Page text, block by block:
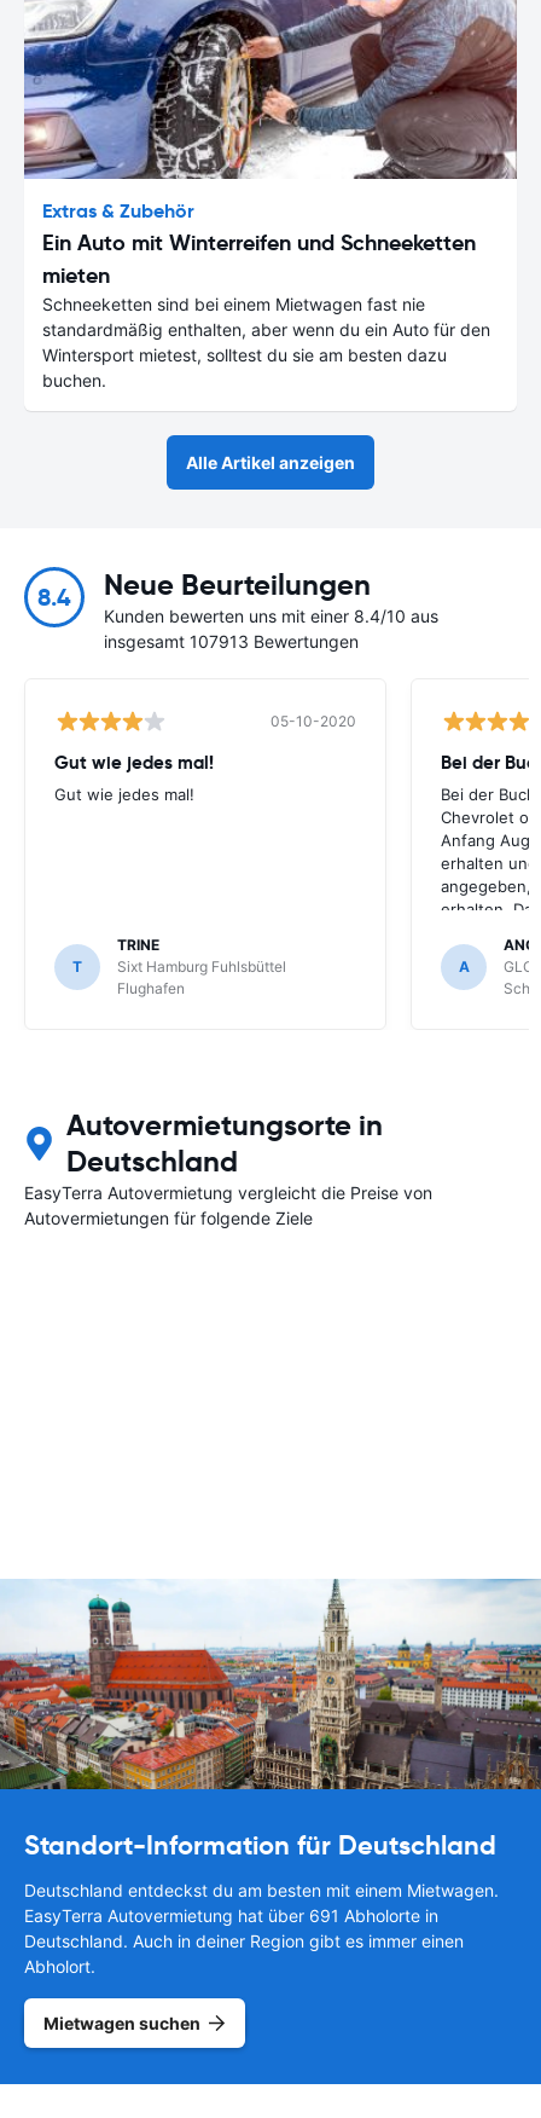
Extras & Zubehör
Ein Auto mit Winterreifen und Schneeketten
mieten
Schneeketten sind bei einem Mietwagen fast nie
standardmäßig enthalten, aber wenn du ein Auto für den
Wintersport mietest, solltest du sie am besten dazu
buchen.
Alle Artikel anzeigen
8.4 Neue Beurteilungen
Kunden bewerten uns mit einer 8.4/10 aus
insgesamt 107913 Bewertungen
05-10-2020
Gut wie jedes mal!
Gut wie jedes mal!
T
TRINE
Sixt Hamburg Fuhlsbüttel
Flughafen
Bei der
Bei der
Chevrolet
Anfang
erhalten
angegeben,
erhalten.
optimal,
Schönefeld
A
Autovermietungsorte in
Deutschland
EasyTerra Autovermietung vergleicht die Preise von
Autovermietungen für folgende Ziele
Standort-Information für Deutschland
Deutschland entdeckst du am besten mit einem Mietwagen.
EasyTerra Autovermietung hat über 691 Abholorte in
Deutschland. Auch in deiner Region gibt es immer einen
Abholort.
Mietwagen suchen